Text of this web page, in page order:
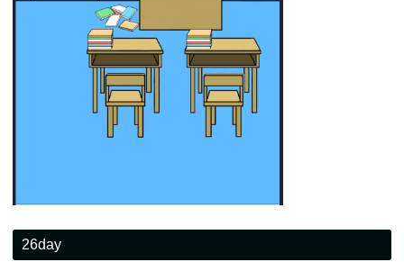
26day